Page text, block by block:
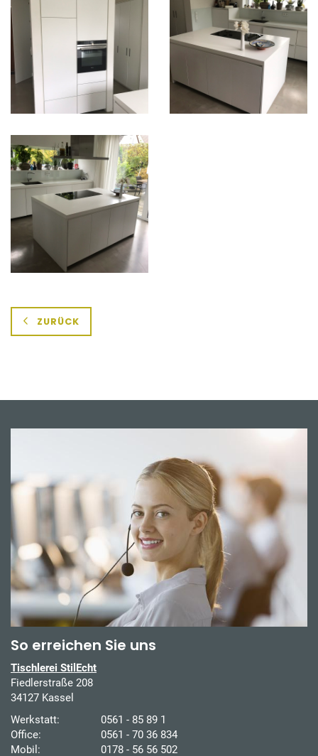
ZURÜCK
So erreichen Sie uns
Tischlerei StilEcht
Fiedlerstraße 208
34127 Kassel
Werkstatt:
0561 - 85 89 1
Office:
0561 - 70 36 834
Mobil:
0178 - 56 56 502